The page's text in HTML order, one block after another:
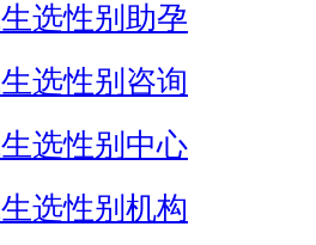
选性别助孕
选性别咨询
选性别中心
选性别机构